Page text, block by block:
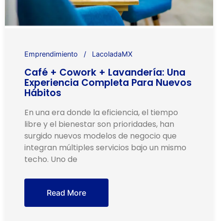
Emprendimiento LacoladaMX
Café + Cowork + Lavandería: Una
Experiencia Completa Para Nuevos
Hábitos
En una era donde la eficiencia, el tiempo
libre y el bienestar son prioridades, han
surgido nuevos modelos de negocio que
integran múltiples servicios bajo un mismo
techo. Uno de
Read More